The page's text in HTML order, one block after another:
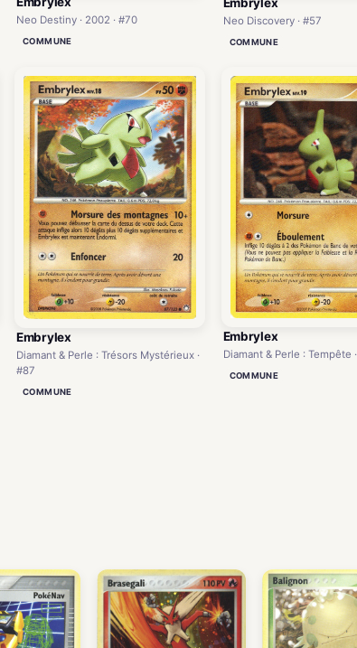
Neo Destiny · 2002 · #70
COMMUNE
Neo Discovery · #57
COMMUNE
Embrylex
Diamant & Perle : Trésors Mystérieux ·
#87
COMMUNE
Embrylex
Diamant & Perle : Tempête
COMMUNE